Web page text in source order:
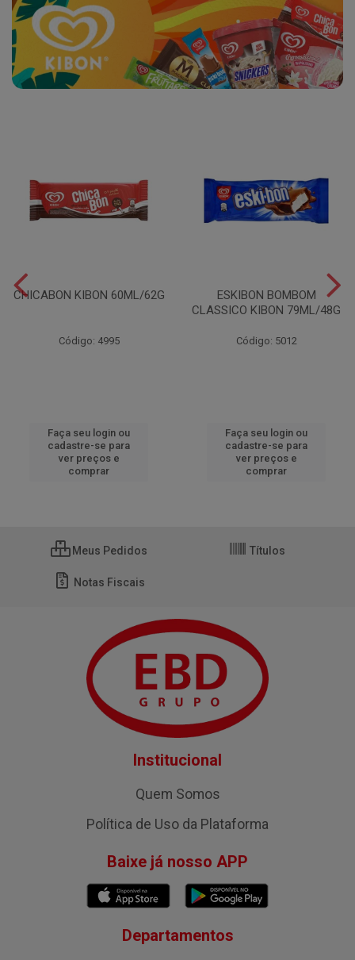
CHICABON KIBON 60ML/62G
Código: 4995
Faça seu login ou
cadastre-se para
ver preços e
comprar
ESKIBON BOMBOM
CLASSICO KIBON 79ML/48G
Código: 5012
Faça seu login ou
cadastre-se para
ver preços e
comprar
Meus Pedidos Títulos
Notas Fiscais
Institucional
Quem Somos
Política de Uso da Plataforma
Baixe já nosso APP
Departamentos